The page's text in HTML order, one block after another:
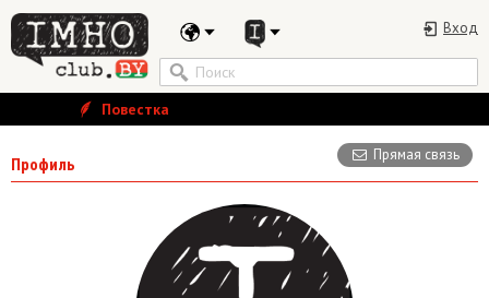
Вход
Повестка
Профиль
Прямая связь